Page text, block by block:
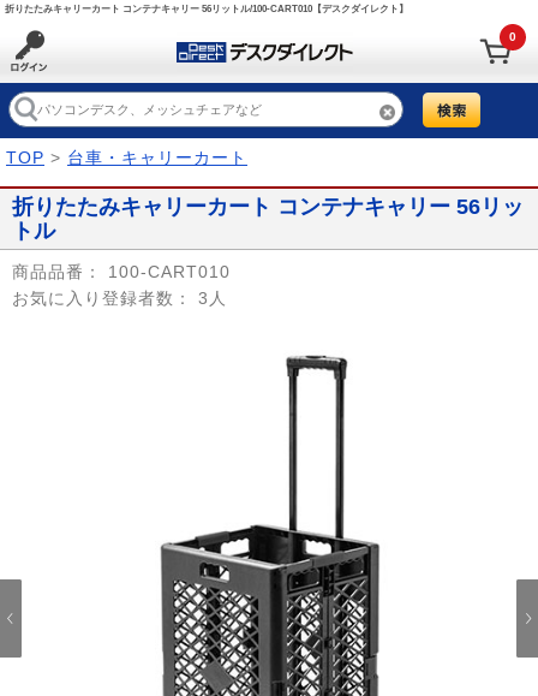
折りたたみキャリーカート コンテナキャリー 56リットル/100-CART010【デスクダイレクト】
0
TOP > 台車・キャリーカート
折りたたみキャリーカート コンテナキャリー 56リッ
トル
商品品番：
100-CART010
お気に入り登録者数：
3人